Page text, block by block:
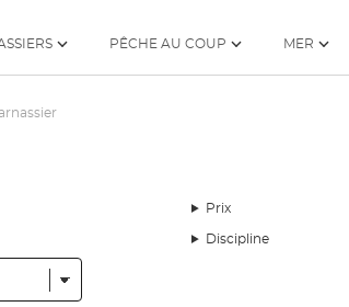
PÊCHE AU COUP MER
Prix
Discipline